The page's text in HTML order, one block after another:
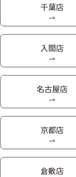
千葉店
入間店
名古屋店
京都店
倉敷店